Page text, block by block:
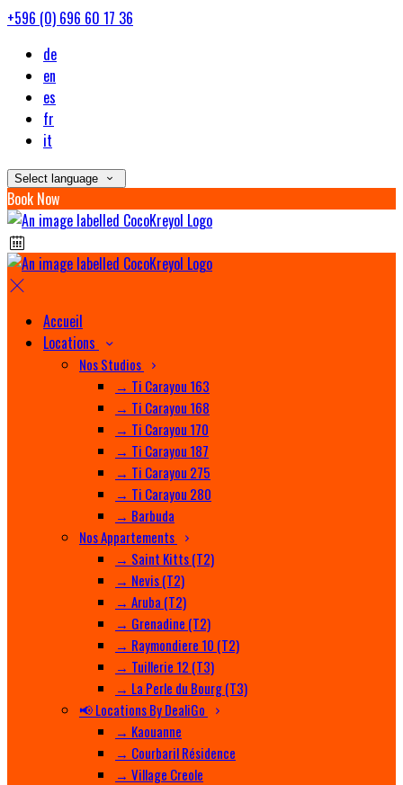
+596 (0) 696 60 17 36
de
en
es
fr
it
Select language
Book Now
Accueil
Locations
Nos Studios
→ Ti Carayou 163
→ Ti Carayou 168
→ Ti Carayou 170
→ Ti Carayou 187
→ Ti Carayou 275
→ Ti Carayou 280
→ Barbuda
Nos Appartements
→ Saint Kitts (T2)
→ Nevis (T2)
→ Aruba (T2)
→ Grenadine (T2)
→ Raymondiere 10 (T2)
→ Tuillerie 12 (T3)
→ La Perle du Bourg (T3)
📢 Locations By DealiGo
→ Kaouanne
→ Courbaril Résidence
→ Village Creole